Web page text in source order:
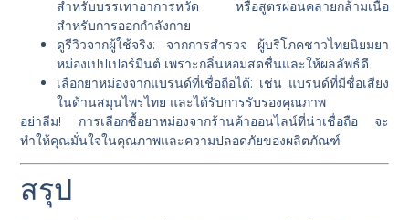
สำหรับบรรเทาอาการหวัด หรือสูตรผ่อนคลายกล้ามเนื้อ
สำหรับการออกกำลังกาย
ดูรีวิวจากผู้ใช้จริง: จากการสำรวจ ผู้บริโภคชาวไทยนิยมยา
หม่องเปปเปอร์มินต์ เพราะกลิ่นหอมสดชื่นและให้ผลลัพธ์ดี
เลือกยาหม่องจากแบรนด์ที่เชื่อถือได้: เช่น แบรนด์ที่มีชื่อเสียง
ในด้านสมุนไพรไทย และได้รับการรับรองคุณภาพ
อย่าลืม! การเลือกซื้อยาหม่องจากร้านค้าออนไลน์ที่น่าเชื่อถือ จะ
ทำให้คุณมั่นใจในคุณภาพและความปลอดภัยของผลิตภัณฑ์
สรุป